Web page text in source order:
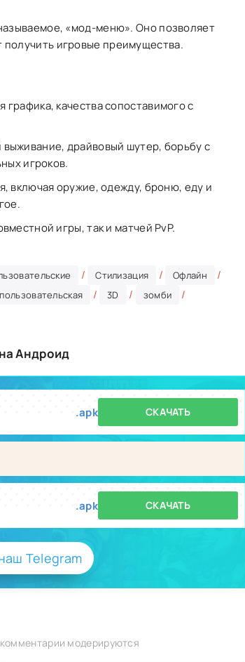
«мод-меню». Оно позволяет
игровые преимущества.
качества сопоставимого с
драйвовый шутер, борьбу с
игроков.
включая оружие, одежду, броню, еду и
игры, так и матчей PvP.
/ Стилизация / Офлайн /
/ 3D / зомби /
Андроид
.apk СКАЧАТЬ
.apk СКАЧАТЬ
Telegram
модерируются